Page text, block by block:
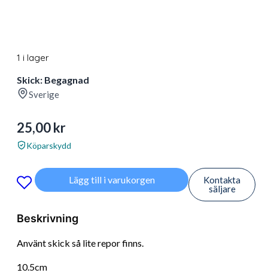
1 i lager
Skick: Begagnad
Sverige
25,00kr
Köparskydd
Lägg till i varukorgen
Kontakta
säljare
Beskrivning
Använt skick så lite repor finns.
10.5cm